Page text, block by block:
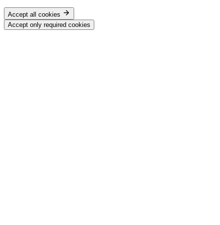
Accept all cookies
Accept only required cookies